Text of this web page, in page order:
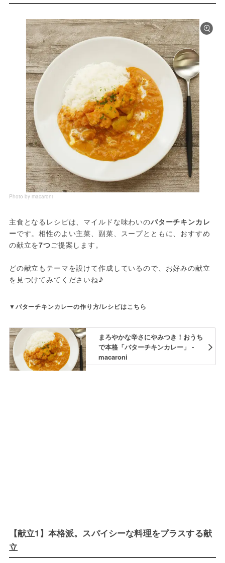
Photo by macaroni
主食となるレシピは、マイルドな味わいのバターチキンカレ
ーです。相性のよい主菜、副菜、スープとともに、おすすめ
の献立を7つご提案します。
どの献立もテーマを設けて作成しているので、お好みの献立
を見つけてみてくださいね♪
▼バターチキンカレーの作り方/レシピはこちら
まろやかな辛さにやみつき！おうち
で本格「バターチキンカレー」 -
macaroni
【献立1】本格派。スパイシーな料理をプラスする献
立